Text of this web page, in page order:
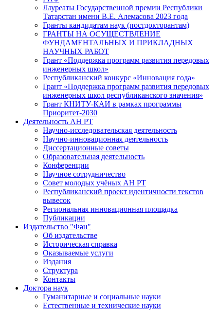
Лауреаты Государственной премии Республики
Татарстан имени В.Е. Алемасова 2023 года
Гранты кандидатам наук (постдокторантам)
ГРАНТЫ НА ОСУЩЕСТВЛЕНИЕ
ФУНДАМЕНТАЛЬНЫХ И ПРИКЛАДНЫХ
НАУЧНЫХ РАБОТ
Грант «Поддержка программ развития передовых
инженерных школ»
Республиканский конкурс «Инновация года»
Грант «Поддержка программ развития передовых
инженерных школ республиканского значения»
Грант КНИТУ-КАИ в рамках программы
Приоритет-2030
Деятельность АН РТ
Научно-исследовательская деятельность
Научно-инновационная деятельность
Диссертационные советы
Образовательная деятельность
Конференции
Научное сотрудничество
Совет молодых учёных АН РТ
Республиканский проект идентичности текстов
вывесок
Региональная инновационная площадка
Публикации
Издательство "Фән"
Об издательстве
Историческая справка
Оказываемые услуги
Издания
Структура
Контакты
Доктора наук
Гуманитарные и социальные науки
Естественные и технические науки